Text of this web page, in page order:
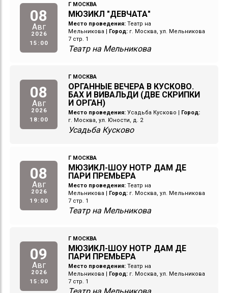
08
Авг
2026
15:00
Г МОСКВА
МЮЗИКЛ "ДЕВЧАТА"
Место проведения: Театр на
Мельникова | Город: г. Москва, ул. Мельникова
7 стр. 1
Театр на Мельникова
08
Авг
2026
18:00
Г МОСКВА
ОРГАННЫЕ ВЕЧЕРА В КУСКОВО.
БАХ И ВИВАЛЬДИ (ДВЕ СКРИПКИ
И ОРГАН)
Место проведения: Усадьба Кусково | Город:
г. Москва, ул. Юности, д. 2
Усадьба Кусково
08
Авг
2026
19:00
Г МОСКВА
МЮЗИКЛ-ШОУ НОТР ДАМ ДЕ
ПАРИ ПРЕМЬЕРА
Место проведения: Театр на
Мельникова | Город: г. Москва, ул. Мельникова
7 стр. 1
Театр на Мельникова
09
Авг
2026
15:00
Г МОСКВА
МЮЗИКЛ-ШОУ НОТР ДАМ ДЕ
ПАРИ ПРЕМЬЕРА
Место проведения: Театр на
Мельникова | Город: г. Москва, ул. Мельникова
7 стр. 1
Театр на Мельникова